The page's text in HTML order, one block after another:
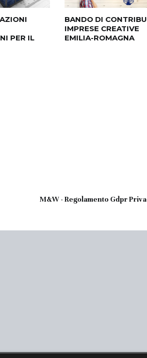
PER IL
BANDO DI
IMPRESE CREATIVE
EMILIA-ROMAGNA
M&W - Regolamento Gdpr